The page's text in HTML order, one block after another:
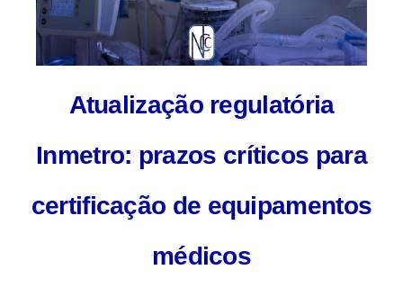
Atualização regulatória
Inmetro: prazos críticos para
certificação de equipamentos
médicos